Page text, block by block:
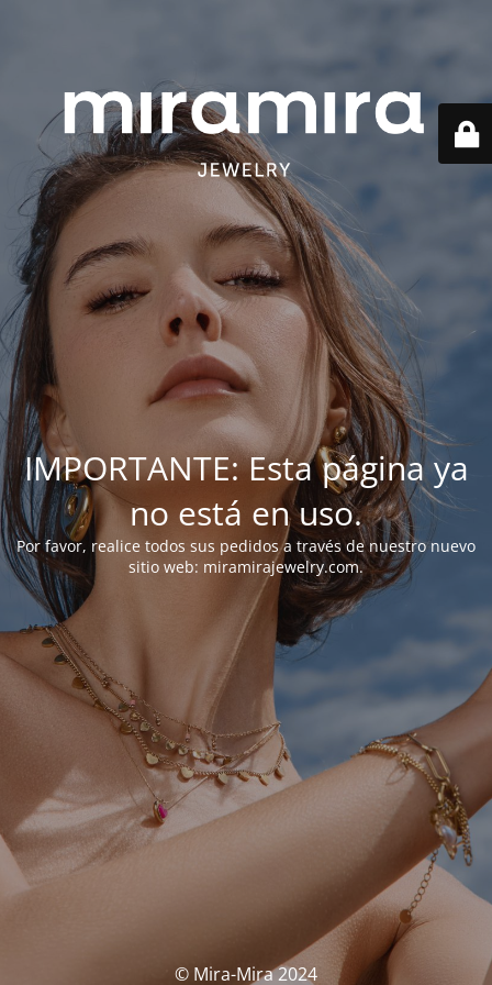
IMPORTANTE: Esta página ya
no está en uso.
Por favor, realice todos sus pedidos a través de nuestro nuevo
sitio web: miramirajewelry.com.
© Mira-Mira 2024